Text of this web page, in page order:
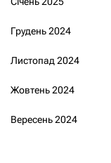
Грудень 2024
Листопад 2024
Жовтень 2024
Вересень 2024